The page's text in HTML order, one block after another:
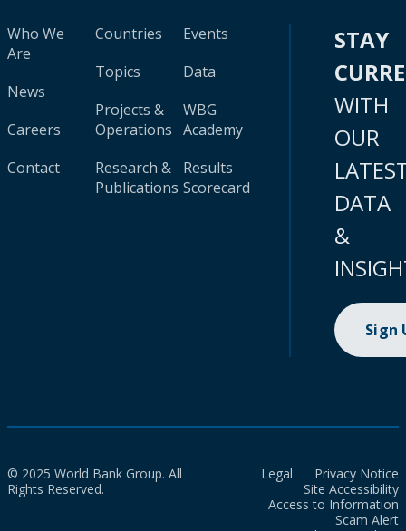
Who We
Are
News
Careers
Contact
Countries
Topics
Projects &
Operations
Research &
Publications
Events
Data
WBG
Academy
Results
Scorecard
STAY
WITH
OUR
DATA
&
Sign
© 2025 World Bank Group. All
Rights Reserved.
Legal
Privacy Notice
Site Accessibility
Access to Information
Scam Alert